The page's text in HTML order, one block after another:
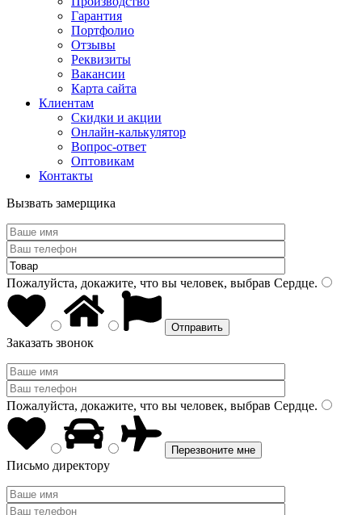
Гарантия
Портфолио
Отзывы
Реквизиты
Вакансии
Карта сайта
Клиентам
Скидки и акции
Онлайн-калькулятор
Вопрос-ответ
Оптовикам
Контакты
Вызвать замерщика
Пожалуйста, докажите, что вы человек, выбрав Сердце.
Заказать звонок
Пожалуйста, докажите, что вы человек, выбрав Сердце.
Письмо директору